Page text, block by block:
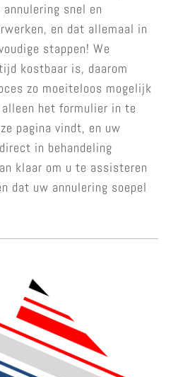
snel en
en dat allemaal in
stappen! We
kostbaar is, daarom
zo moeiteloos mogelijk
het formulier in te
pagina vindt, en uw
in behandeling
klaar om u te assisteren
dat uw annulering soepel